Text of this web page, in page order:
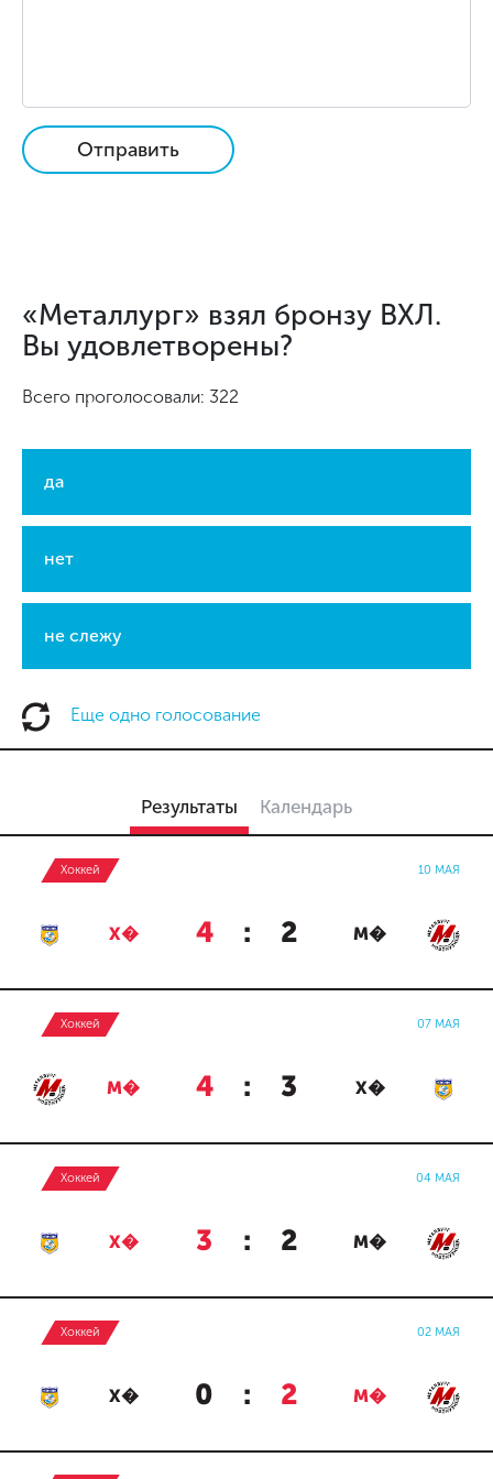
Отправить
«Металлург» взял бронзу ВХЛ.
Вы удовлетворены?
Всего проголосовали: 322
да
нет
не слежу
Еще одно голосование
Результаты Календарь
Хоккей 10 МАЯ
Х� 4 : 2 М�
Хоккей 07 МАЯ
М� 4 : 3 Х�
Хоккей 04 МАЯ
Х� 3 : 2 М�
Хоккей 02 МАЯ
Х� 0 : 2 М�